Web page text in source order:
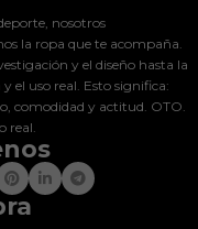
nosotros
la ropa que te acompaña.
y el diseño hasta la
el uso real. Esto significa:
comodidad y actitud. OTO.
real.